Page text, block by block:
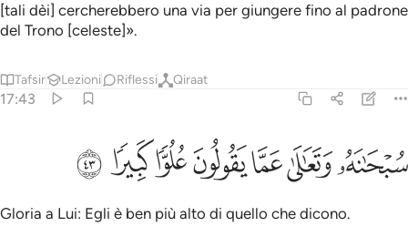
[tali dèi] cercherebbero una via per giungere fino al padrone
del Trono [celeste]».
Tafsir Lezioni Riflessi Qiraat
17:43
سبحانه وتعالى عما يقولون علوا كبيرا ٤٣
سُبْحَـٰنَهُۥ وَتَعَـٰلَىٰ عَمَّا يَقُولُونَ عُلُوًّۭا كَبِيرًۭا ٤٣
ﱻﱼﱽﱾﱿﲀﲁ
Gloria a Lui: Egli è ben più alto di quello che dicono.